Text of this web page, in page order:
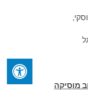
מוסיקה